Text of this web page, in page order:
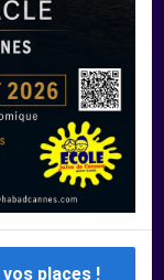
Mercredi 12 Août 2026 - Prenez vos places !